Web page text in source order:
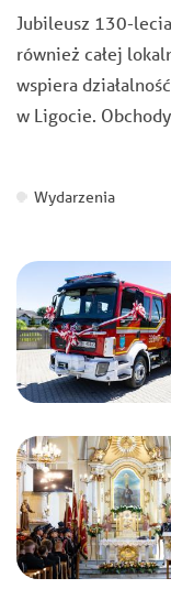
Jubileusz 130-
również całej
wspiera
w Ligocie.
Wydarzenia